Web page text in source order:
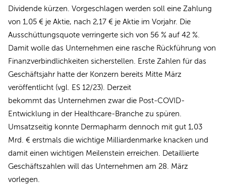
Dividende kürzen. Vorgeschlagen werden soll eine Zahlung
von 1,05 € je Aktie, nach 2,17 € je Aktie im Vorjahr. Die
Ausschüttungsquote verringerte sich von 56 % auf 42 %.
Damit wolle das Unternehmen eine rasche Rückführung von
Finanzverbindlichkeiten sicherstellen. Erste Zahlen für das
Geschäftsjahr hatte der Konzern bereits Mitte März
veröffentlicht (vgl. ES 12/23). Derzeit
bekommt das Unternehmen zwar die Post-COVID-
Entwicklung in der Healthcare-Branche zu spüren.
Umsatzseitig konnte Dermapharm dennoch mit gut 1,03
Mrd. € erstmals die wichtige Milliardenmarke knacken und
damit einen wichtigen Meilenstein erreichen. Detaillierte
Geschäftszahlen will das Unternehmen am 28. März
vorlegen.